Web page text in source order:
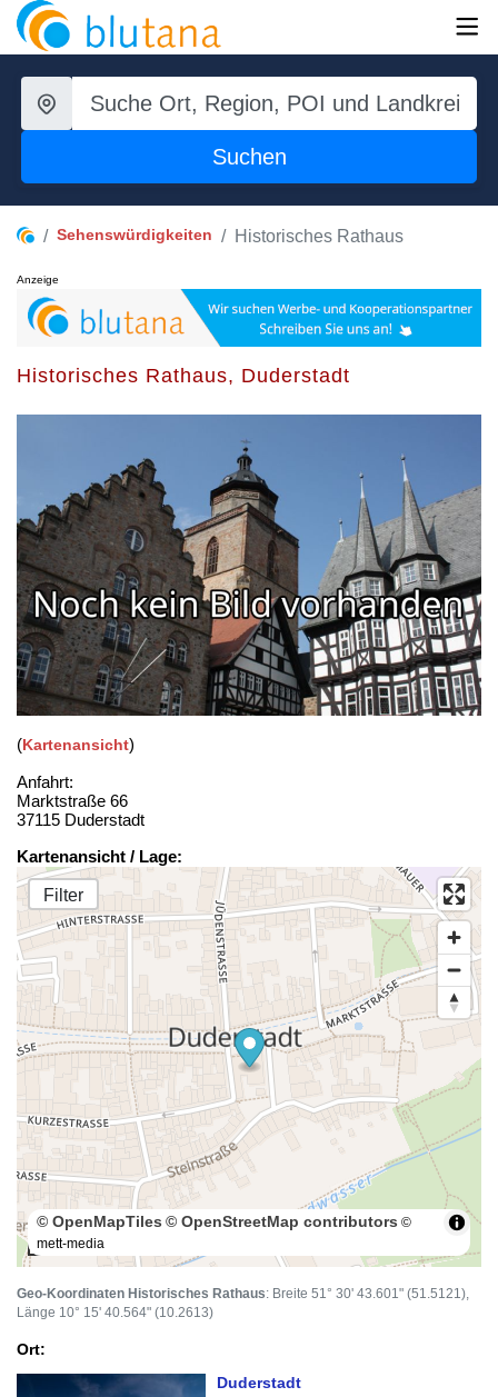
Suchen
Sehenswürdigkeiten Historisches Rathaus
Anzeige
Historisches Rathaus, Duderstadt
(Kartenansicht)
Anfahrt:
Marktstraße 66
37115 Duderstadt
Kartenansicht / Lage:
Filter
100 m
© OpenMapTiles © OpenStreetMap contributors ©
mett-media
Geo-Koordinaten Historisches Rathaus: Breite 51° 30' 43.601" (51.5121),
Länge 10° 15' 40.564" (10.2613)
Ort:
Duderstadt